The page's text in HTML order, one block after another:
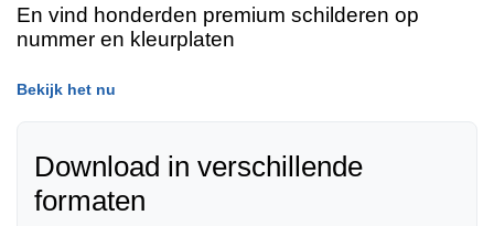
En vind honderden premium schilderen op
nummer en kleurplaten
Bekijk het nu
Download in verschillende
formaten